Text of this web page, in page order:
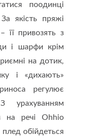
поодинці
якість пряжі
її привозять з
і шарфи крім
на дотик,
і «дихають»
регулює
урахуванням
на речі Ohhio
обійдеться